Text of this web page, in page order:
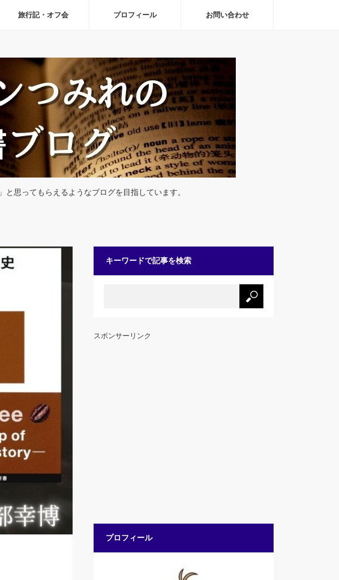
旅行記・オフ会 プロフィール お問い合わせ
思ってもらえるようなブログを目指しています。
キーワードで記事を検索
スポンサーリンク
プロフィール